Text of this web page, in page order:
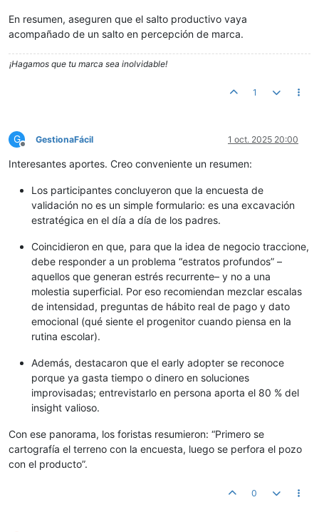
En resumen, aseguren que el salto productivo vaya
acompañado de un salto en percepción de marca.
¡Hagamos que tu marca sea inolvidable!
1
G
Desconectado
GestionaFácil 1 oct. 2025 20:00
Interesantes aportes. Creo conveniente un resumen:
Los participantes concluyeron que la encuesta de
validación no es un simple formulario: es una excavación
estratégica en el día a día de los padres.
Coincidieron en que, para que la idea de negocio traccione,
debe responder a un problema “estratos profundos” –
aquellos que generan estrés recurrente– y no a una
molestia superficial. Por eso recomiendan mezclar escalas
de intensidad, preguntas de hábito real de pago y dato
emocional (qué siente el progenitor cuando piensa en la
rutina escolar).
Además, destacaron que el early adopter se reconoce
porque ya gasta tiempo o dinero en soluciones
improvisadas; entrevistarlo en persona aporta el 80 % del
insight valioso.
Con ese panorama, los foristas resumieron: “Primero se
cartografía el terreno con la encuesta, luego se perfora el pozo
con el producto”.
0